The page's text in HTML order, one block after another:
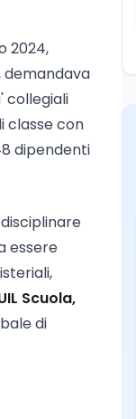
2024,
demandava
collegiali
classe con
dipendenti
essere
Scuola,
di